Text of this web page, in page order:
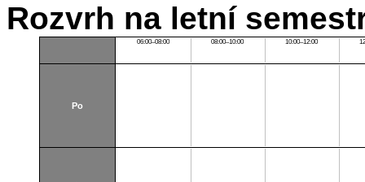
Rozvrh na letní
06:00–08:00 08:00–10:00 10:00–12:00
Po